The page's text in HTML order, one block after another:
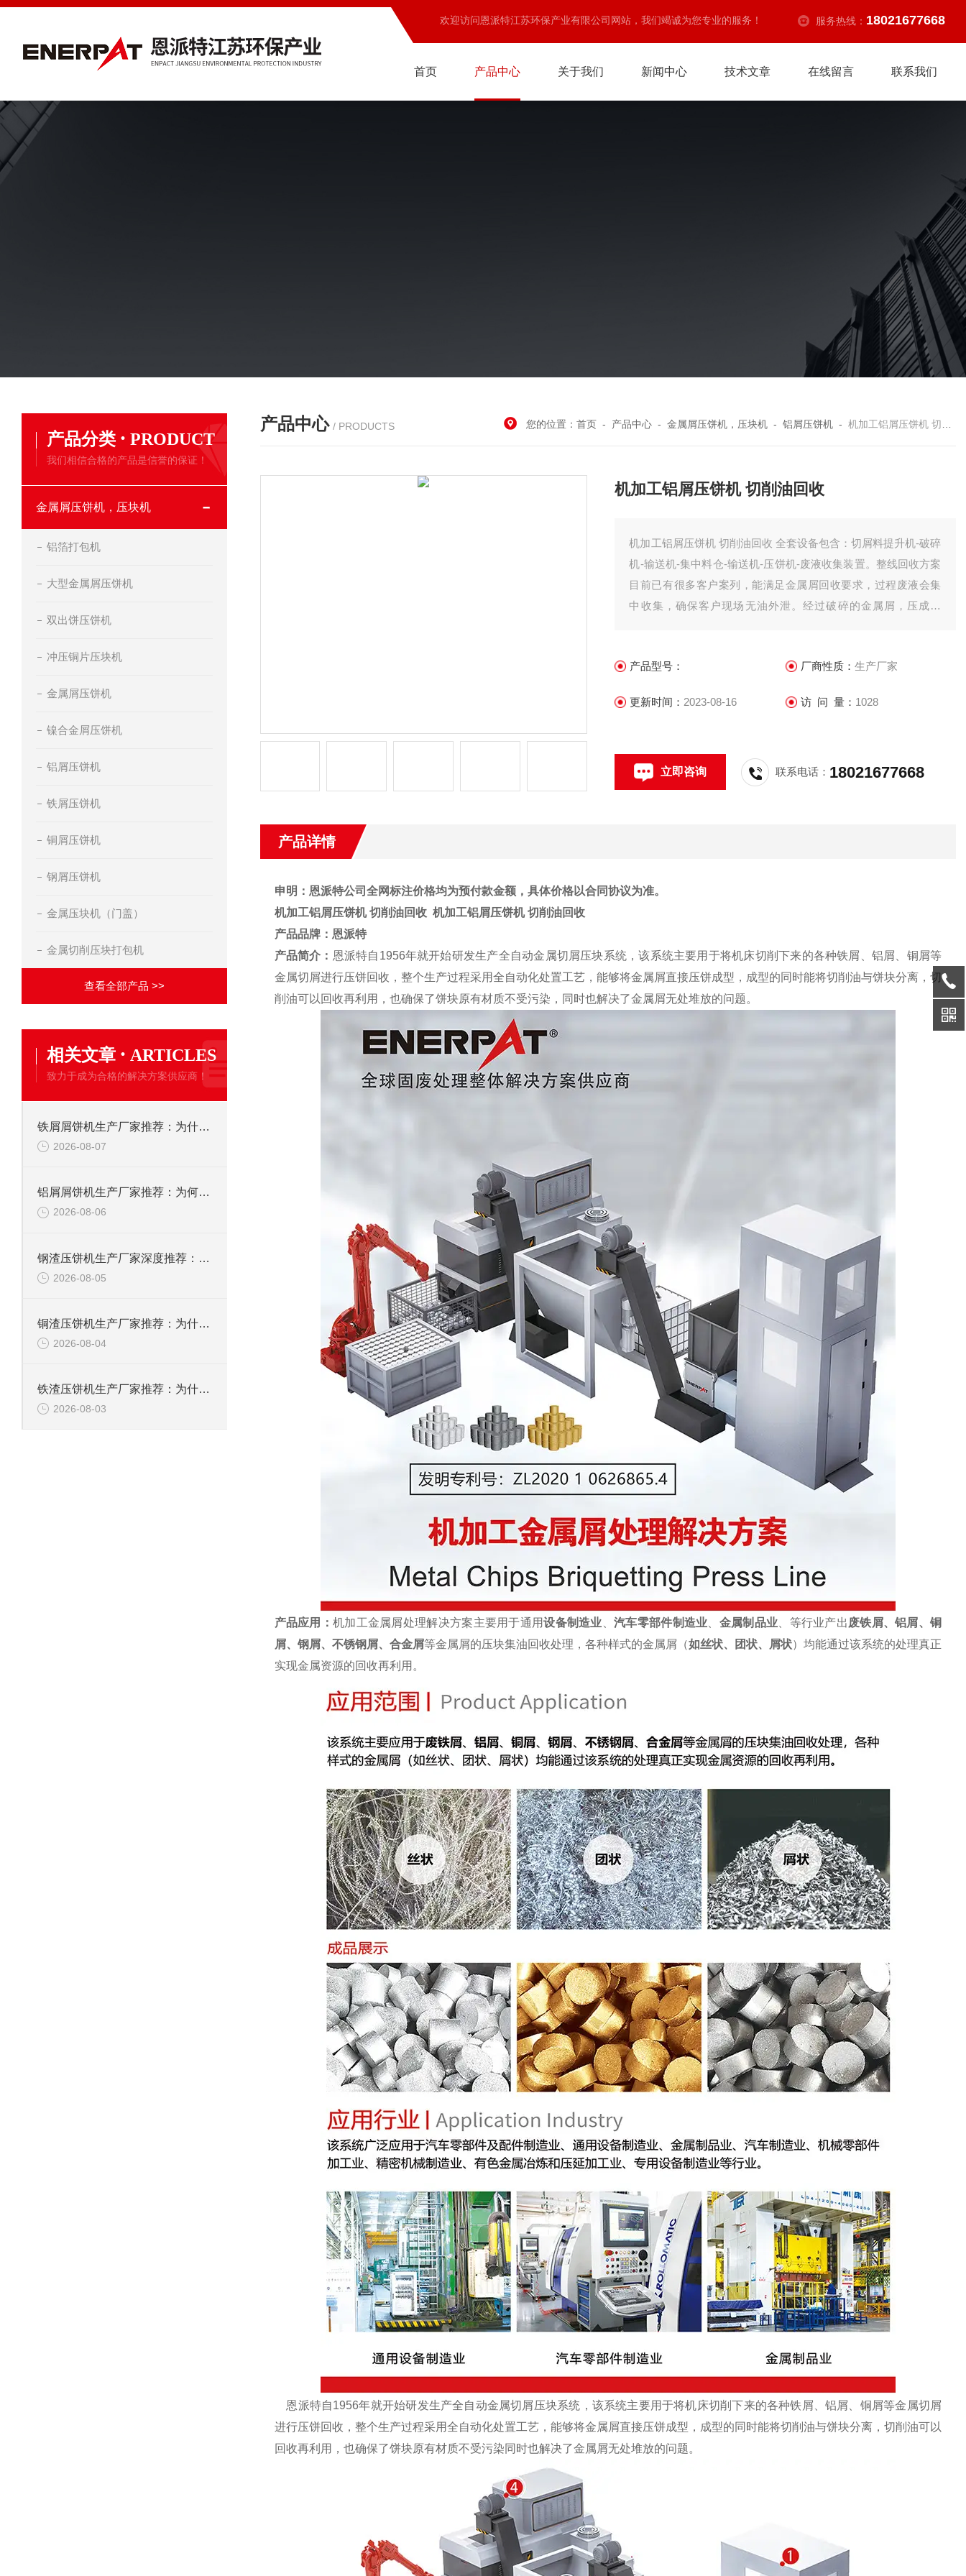
欢迎访问恩派特江苏环保产业有限公司网站，我们竭诚为您专业的服务！ 服务热线： 18021677668
首页 产品中心 关于我们 新闻中心 技术文章 在线留言 联系我们
产品分类 · PRODUCT
我们相信合格的产品是信誉的保证！
金属屑压饼机，压块机
铝箔打包机
大型金属屑压饼机
双出饼压饼机
冲压铜片压块机
金属屑压饼机
镍合金屑压饼机
铝屑压饼机
铁屑压饼机
铜屑压饼机
钢屑压饼机
金属压块机（门盖）
金属切削压块打包机
查看全部产品 >>
相关文章 · ARTICLES
致力于成为合格的解决方案供应商！
铁屑屑饼机生产厂家推荐：为什么恩派特是您的优选伙伴
2026-08-07
铝屑屑饼机生产厂家推荐：为何恩派特成为金属回收行业的“隐形优选”？
2026-08-06
钢渣压饼机生产厂家深度推荐：为何恩派特成为高净值产线的优选
2026-08-05
铜渣压饼机生产厂家推荐：为什么恩派特成为众多企业的信赖？
2026-08-04
铁渣压饼机生产厂家推荐：为什么恩派特成为众多企业的优选？
2026-08-03
产品中心 / PRODUCTS 您的位置：首页 - 产品中心 -金属屑压饼机，压块机 -铝屑压饼机 -机加工铝屑压饼机 切削油回收
机加工铝屑压饼机 切削油回收
机加工铝屑压饼机 切削油回收 全套设备包含：切屑料提升机-破碎
机-输送机-集中料仓-输送机-压饼机-废液收集装置。整线回收方案
目前已有很多客户案列，能满足金属屑回收要求，过程废液会集
中收集，确保客户现场无油外泄。经过破碎的金属屑，压成饼
产品型号： 厂商性质： 生产厂家
更新时间： 2023-08-16 访 问 量： 1028
立即咨询 联系电话： 18021677668
产品详情
申明：恩派特公司全网标注价格均为预付款金额，具体价格以合同协议为准。
机加工铝屑压饼机 切削油回收 机加工铝屑压饼机 切削油回收
产品品牌： 恩派特
产品简介： 恩派特自1956年就开始研发生产全自动金属切屑压块系统，该系统主要用于将机床切削下来的各种铁屑、铝屑、铜屑等
金属切屑进行压饼回收，整个生产过程采用全自动化处置工艺，能够将金属屑直接压饼成型，成型的同时能将切削油与饼块分离，切
削油可以回收再利用，也确保了饼块原有材质不受污染，同时也解决了金属屑无处堆放的问题。
产品应用： 机加工金属屑处理解决方案主要用于通用设备制造业 、汽车零部件制造业 金属制品业 、等行业产出 废铁屑、铝屑、铜
屑、 钢屑、不锈钢屑、合金屑等金属屑的压块集油回收处理，各种样式的金属屑（如丝状、团状、屑状）均能通过该系统的处理真正
实现金属资源的回收再利用。
恩派特自1956年就开始研发生产全自动金属切屑压块系统，该系统主要用于将机床切削下来的各种铁屑、铝屑、铜屑等金属切屑
进行压饼回收，整个生产过程采用全自动化处置工艺，能够将金属屑直接压饼成型，成型的同时能将切削油与饼块分离，切削油可以
回收再利用，也确保了饼块原有材质不受污染同时也解决了金属屑无处堆放的问题。